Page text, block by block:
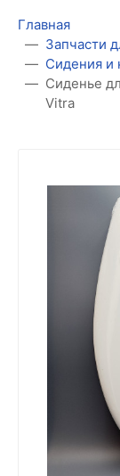
Главная
Запчасти
Сидения и
Сиденье
Vitra